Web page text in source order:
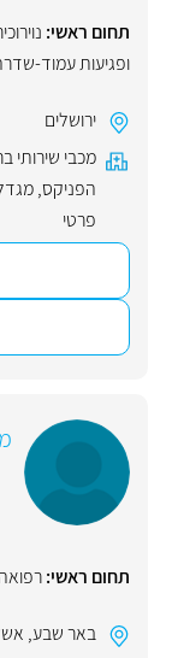
תחום ראשי:
ופגיעות עמוד-
ירושלים
מכבי שירותי
הפניקס,
פרטי
תחום ראשי:
באר שבע,